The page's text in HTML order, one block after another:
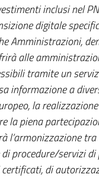
inclusi nel
digitale
Amministrazioni,
alle
tramite un
informazione a
la
piena
l’armonizzazione
procedure/servizi
di